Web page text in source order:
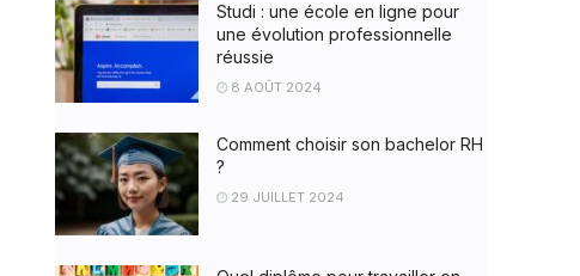
Studi : une école en ligne pour
une évolution professionnelle
réussie
8 AOÛT 2024
Comment choisir son bachelor RH
?
29 JUILLET 2024